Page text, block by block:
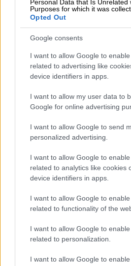
Personal Data that Is Unrelated
Purposes for which it was
Opted Out
Google consents
I want to allow Google to
related to advertising like
device identifiers in apps.
I want to allow my user data to
Google for online advertising
I want to allow Google to send
personalized advertising.
I want to allow Google to
related to analytics like cookies
device identifiers in apps.
I want to allow Google to
related to functionality of the
I want to allow Google to
related to personalization.
I want to allow Google to
Takaisin
Ratkaisut
Procountor Solo
Sopimuskone